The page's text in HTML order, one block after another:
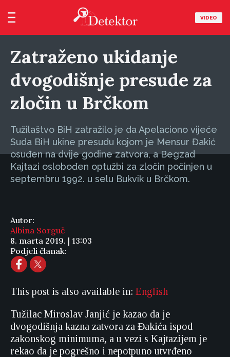
VIDEO
Zatraženo ukidanje
dvogodišnje presude za
zločin u Brčkom
Tužilaštvo BiH zatražilo je da Apelaciono vijeće
Suda BiH ukine presudu kojom je Mensur Đakić
osuđen na dvije godine zatvora, a Begzad
Kajtazi oslobođen optužbi za zločin počinjen u
septembru 1992. u selu Bukvik u Brčkom.
Autor:
Albina Sorguč
8. marta 2019. | 13:03
Podjeli članak:
This post is also available in: English
Tužilac Miroslav Janjić je kazao da je
dvogodišnja kazna zatvora za Đakića ispod
zakonskog minimuma, a u vezi s Kajtazijem je
rekao da je pogrešno i nepotpuno utvrđeno